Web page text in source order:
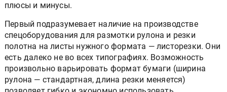
плюсы и минусы.
Первый подразумевает наличие на производстве
спецоборудования для размотки рулона и резки
полотна на листы нужного формата — листорезки. Они
есть далеко не во всех типографиях. Возможность
произвольно варьировать формат бумаги (ширина
рулона — стандартная, длина резки меняется)